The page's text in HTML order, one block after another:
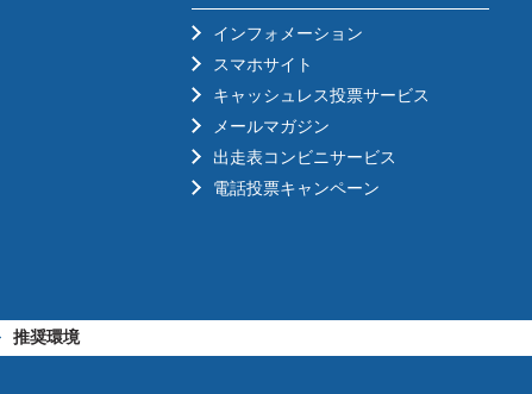
インフォメーション
スマホサイト
キャッシュレス投票サービス
メールマガジン
出走表コンビニサービス
電話投票キャンペーン
推奨環境